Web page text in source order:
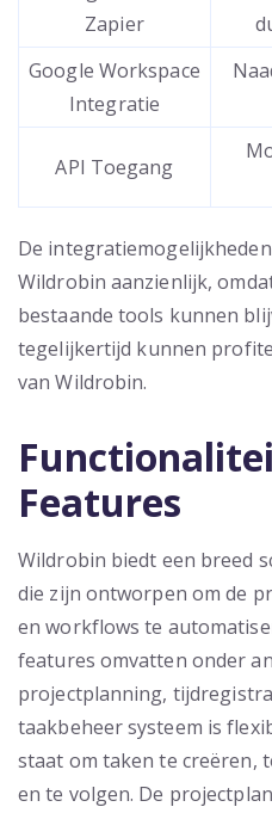
Zapier
Google Workspace
Integratie
API Toegang
De
Wildrobin aanzienlijk,
bestaande tools kunnen
tegelijkertijd kunnen
van Wildrobin.
Features
Wildrobin biedt een breed
die zijn ontworpen om de
en workflows te
features omvatten onder
projectplanning,
taakbeheer systeem is
staat om taken te creëren,
en te volgen. De